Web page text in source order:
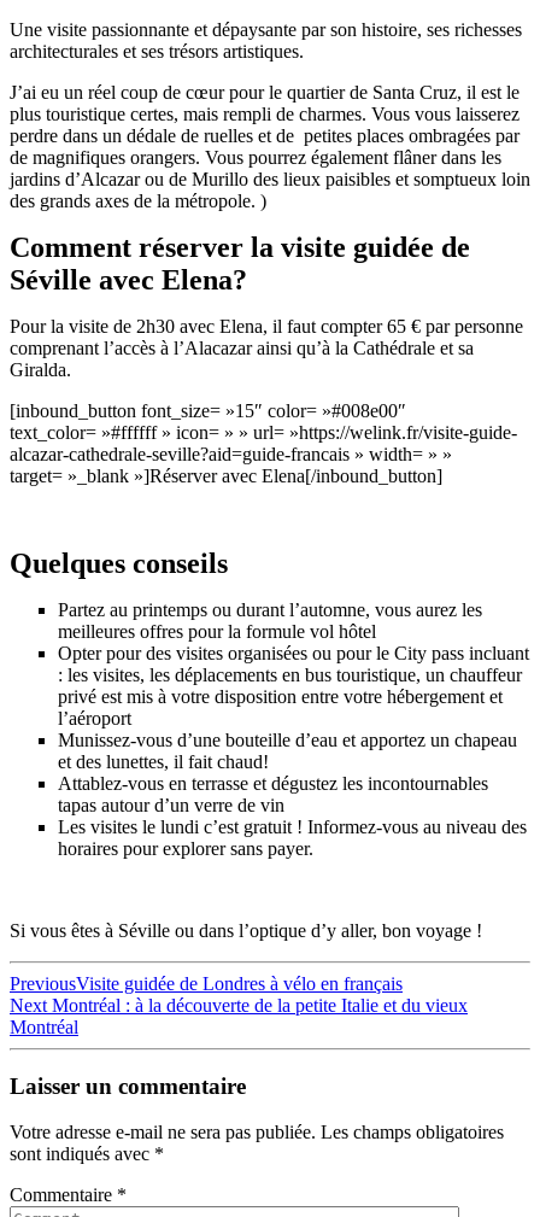
Une visite passionnante et dépaysante par son histoire, ses richesses
architecturales et ses trésors artistiques.
J’ai eu un réel coup de cœur pour le quartier de Santa Cruz, il est le
plus touristique certes, mais rempli de charmes. Vous vous laisserez
perdre dans un dédale de ruelles et de petites places ombragées par
de magnifiques orangers. Vous pourrez également flâner dans les
jardins d’Alcazar ou de Murillo des lieux paisibles et somptueux loin
des grands axes de la métropole. )
Comment réserver la visite guidée de
Séville avec Elena?
Pour la visite de 2h30 avec Elena, il faut compter 65 € par personne
comprenant l’accès à l’Alacazar ainsi qu’à la Cathédrale et sa
Giralda.
[inbound_button font_size= »15″ color= »#008e00″
text_color= »#ffffff » icon= » » url= »https://welink.fr/visite-guide-
alcazar-cathedrale-seville?aid=guide-francais » width= » »
target= »_blank »]Réserver avec Elena[/inbound_button]
Quelques conseils
Partez au printemps ou durant l’automne, vous aurez les
meilleures offres pour la formule vol hôtel
Opter pour des visites organisées ou pour le City pass incluant
: les visites, les déplacements en bus touristique, un chauffeur
privé est mis à votre disposition entre votre hébergement et
l’aéroport
Munissez-vous d’une bouteille d’eau et apportez un chapeau
et des lunettes, il fait chaud!
Attablez-vous en terrasse et dégustez les incontournables
tapas autour d’un verre de vin
Les visites le lundi c’est gratuit ! Informez-vous au niveau des
horaires pour explorer sans payer.
Si vous êtes à Séville ou dans l’optique d’y aller, bon voyage !
Navigation
de
l’article
PreviousPrevious
post:
Visite guidée de Londres à vélo en français
Next Next
post:
Montréal : à la découverte de la petite Italie et du vieux
Montréal
Laisser un commentaire
Votre adresse e-mail ne sera pas publiée. Les champs obligatoires
sont indiqués avec *
Commentaire *